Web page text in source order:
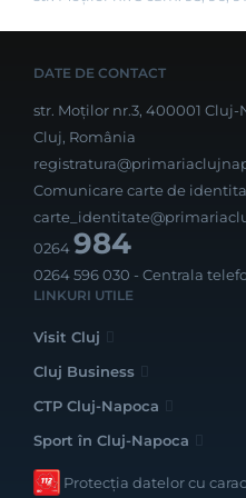
DATE DE CONTACT
str. Moților nr.3, 400001 Cluj-
Cluj, România
Comunicare carte de
0264984
0264 596 030 - Centrala
LINKURI UTILE
Visit Cluj
Cluj Business
CTP Cluj-Napoca
Sport în Cluj-Napoca
Protecția datelor cu